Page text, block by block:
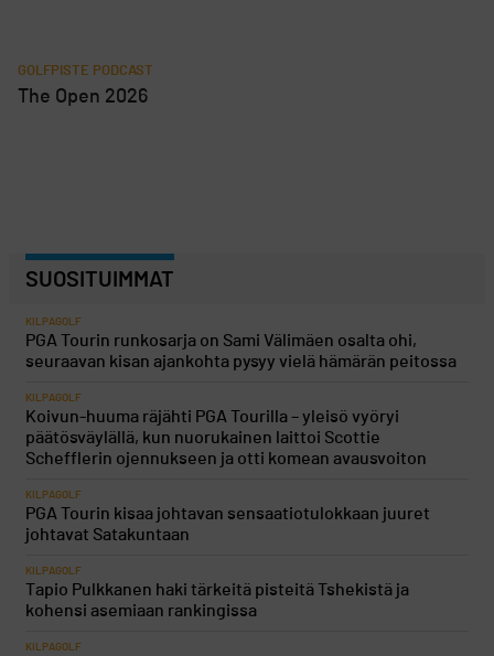
GOLFPISTE PODCAST
The Open 2026
SUOSITUIMMAT
KILPAGOLF
PGA Tourin runkosarja on Sami Välimäen osalta ohi,
seuraavan kisan ajankohta pysyy vielä hämärän peitossa
KILPAGOLF
Koivun-huuma räjähti PGA Tourilla – yleisö vyöryi
päätösväylällä, kun nuorukainen laittoi Scottie
Schefflerin ojennukseen ja otti komean avausvoiton
KILPAGOLF
PGA Tourin kisaa johtavan sensaatiotulokkaan juuret
johtavat Satakuntaan
KILPAGOLF
Tapio Pulkkanen haki tärkeitä pisteitä Tshekistä ja
kohensi asemiaan rankingissa
KILPAGOLF